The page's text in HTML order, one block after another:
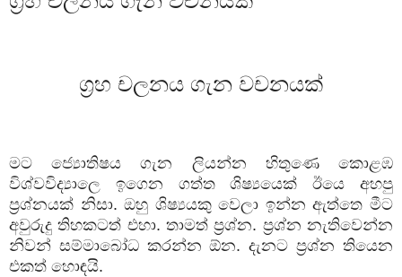
ග්‍රහ චලනය ගැන වචනයක්
මට ජ්‍යොතිෂය ගැන ලියන්න හිතුණෙ කොළඹ
විශ්වවිද්‍යාලෙ ඉගෙන ගත්ත ශිෂ්‍යයෙක් ඊයෙ අහපු
ප්‍රශ්නයක් නිසා. ඔහු ශිෂ්‍යයකු වෙලා ඉන්න ඇත්තෙ මීට
අවුරුදු තිහකටත් එහා. තාමත් ප්‍රශ්න. ප්‍රශ්න නැතිවෙන්න
නිවන් සම්මාබෝධ කරන්න ඕන. දැනට ප්‍රශ්න තියෙන
එකත් හොඳයි.